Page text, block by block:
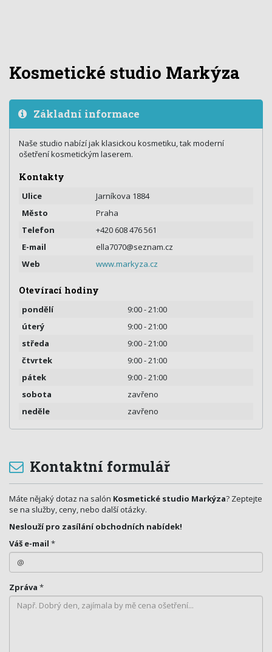
Kosmetické studio Markýza
Základní informace
Naše studio nabízí jak klasickou kosmetiku, tak moderní
ošetření kosmetickým laserem.
Kontakty
Ulice
Jarníkova 1884
Město
Praha
Telefon
+420 608 476 561
E-mail
ella7070@seznam.cz
Web
www.markyza.cz
Otevírací hodiny
pondělí
9:00 - 21:00
úterý
9:00 - 21:00
středa
9:00 - 21:00
čtvrtek
9:00 - 21:00
pátek
9:00 - 21:00
sobota
zavřeno
neděle
zavřeno
Kontaktní formulář
Máte nějaký dotaz na salón Kosmetické studio Markýza? Zeptejte
se na služby, ceny, nebo další otázky.
Neslouží pro zasílání obchodních nabídek!
Váš e-mail *
Zpráva *